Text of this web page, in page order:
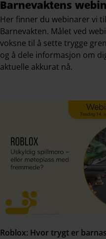
Barnevaktens
Her finner du webinarer vi
Barnevakten. Målet ved
voksne til å sette trygge
og å dele informasjon om
aktuelle akkurat nå.
Roblox: Hvor trygt er